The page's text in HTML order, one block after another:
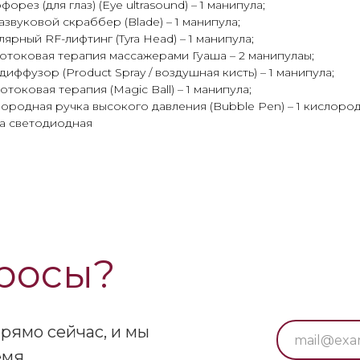
(для глаз) (Eye ultrasound) – 1 манипула;
скраббер (Blade) – 1 манипула;
RF-лифтинг (Tyra Head) – 1 манипула;
терапия массажерами Гуаша – 2 манипулаы;
(Product Spray / воздушная кисть) – 1 манипула;
терапия (Magic Ball) – 1 манипула;
ручка высокого давления (Bubble Pen) – 1
светодиодная
сейчас, и мы